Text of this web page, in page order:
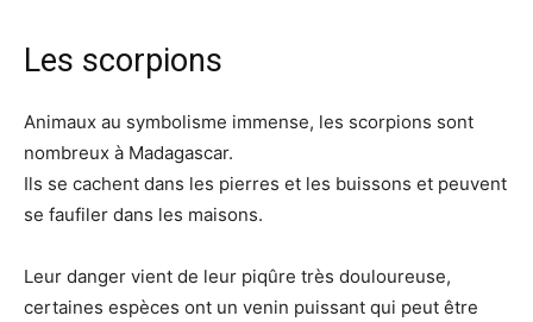
Les scorpions
Animaux au symbolisme immense, les scorpions sont
nombreux à Madagascar.
Ils se cachent dans les pierres et les buissons et peuvent
se faufiler dans les maisons.
Leur danger vient de leur piqûre très douloureuse,
certaines espèces ont un venin puissant qui peut être